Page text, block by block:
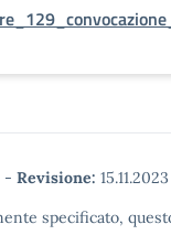
- Revisione: 15.11.2023
specificato,